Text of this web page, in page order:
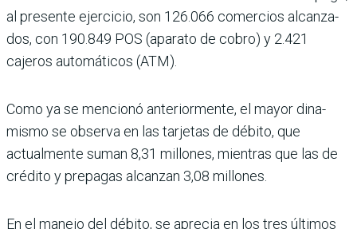
al presente ejercicio, son 126.066 comercios alcanza­
dos, con 190.849 POS (aparato de cobro) y 2.421
cajeros auto­máticos (ATM).
Como ya se mencionó ante­riormente, el mayor dina­
mismo se observa en las tarjetas de débito, que
actualmente suman 8,31 millones, mientras que las de
crédito y prepagas alcan­zan 3,08 millones.
En el manejo del débito, se aprecia en los tres últimos